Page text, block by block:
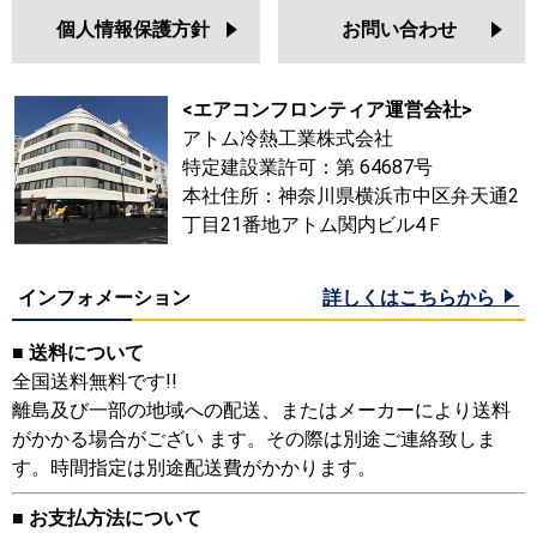
個人情報保護方針 お問い合わせ
<エアコンフロンティア運営会社>
アトム冷熱工業株式会社
特定建設業許可：第 64687号
本社住所：神奈川県横浜市中区弁天通2
丁目21番地アトム関内ビル4Ｆ
インフォメーション 詳しくはこちらから
■ 送料について
全国送料無料です!!
離島及び一部の地域への配送、またはメーカーにより送料
がかかる場合がござい ます。その際は別途ご連絡致しま
す。時間指定は別途配送費がかかります。
■ お支払方法について